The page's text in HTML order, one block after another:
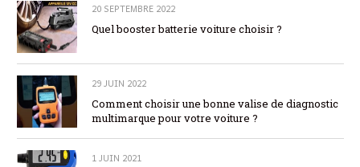
20 SEPTEMBRE 2022
Quel booster batterie voiture choisir ?
29 JUIN 2022
Comment choisir une bonne valise de diagnostic
multimarque pour votre voiture ?
1 JUIN 2021